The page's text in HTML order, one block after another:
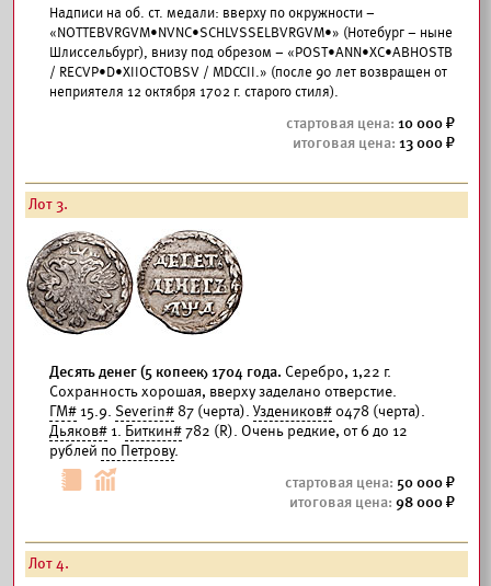
Надписи на об. ст. медали: вверху по окружности –
«NOTTEBVRGVM•NVNC•SCHLVSSELBVRGVM•» (Нотебург – ныне
Шлиссельбург), внизу под обрезом – «POST•ANN•XC•ABHOSTB
/ RECVP•D•XIIOCTOBSV / MDCCII.» (после 90 лет возвращен от
неприятеля 12 октября 1702 г. старого стиля).
10 000
13 000
Лот 3.
Десять денег (5 копеек) 1704 года. Серебро, 1,22 г.
Сохранность хорошая, вверху заделано отверстие.
ГМ# 15.9. Severin# 87 (черта). Уздеников# 0478 (черта).
Дьяков# 1. Биткин#782 (R). Очень редкие, от 6 до 12
рублей по Петрову.
50 000
98 000
Лот 4.